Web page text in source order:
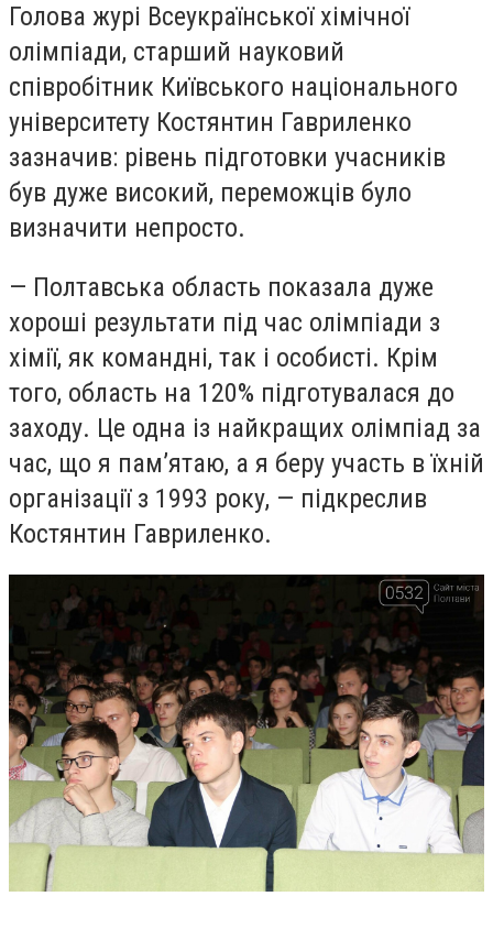
Голова журі Всеукраїнської хімічної
олімпіади, старший науковий
співробітник Київського національного
університету Костянтин Гавриленко
зазначив: рівень підготовки учасників
був дуже високий, переможців було
визначити непросто.
— Полтавська область показала дуже
хороші результати під час олімпіади з
хімії, як командні, так і особисті. Крім
того, область на 120% підготувалася до
заходу. Це одна із найкращих олімпіад за
час, що я пам’ятаю, а я беру участь в їхній
організації з 1993 року, — підкреслив
Костянтин Гавриленко.